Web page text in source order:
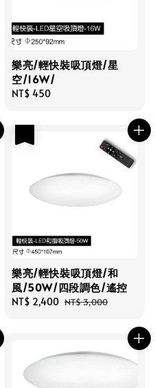
樂亮/輕快裝吸頂燈/星
空/16W/
Regular
NT$ 450
樂亮/輕快裝吸頂燈/和
風/50W/四段調色/遙控
Sale
NT$ 2,400 Regular
NT$ 3,000